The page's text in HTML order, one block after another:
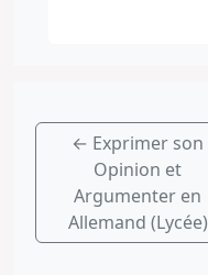
← Exprimer son
Opinion et
Argumenter en
Allemand (Lycée)